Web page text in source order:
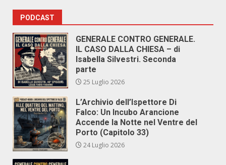
PODCAST
GENERALE CONTRO GENERALE.
IL CASO DALLA CHIESA – di
Isabella Silvestri. Seconda
parte
25 Luglio 2026
L’Archivio dell’Ispettore Di
Falco: Un Incubo Arancione
Accende la Notte nel Ventre del
Porto (Capitolo 33)
24 Luglio 2026